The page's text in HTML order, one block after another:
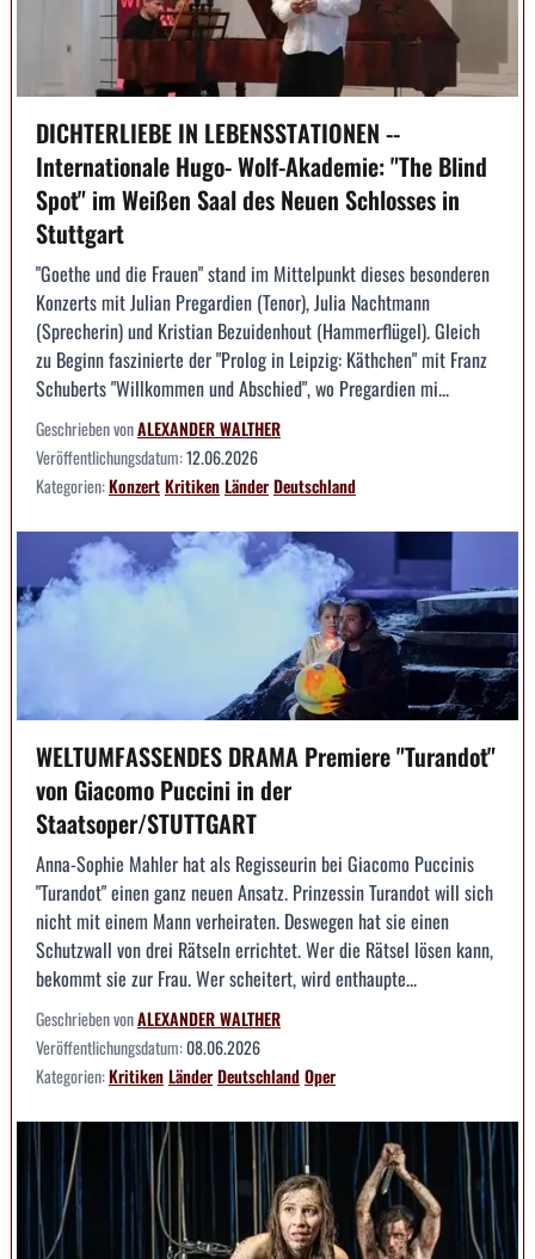
DICHTERLIEBE IN LEBENSSTATIONEN --
Internationale Hugo- Wolf-Akademie: "The Blind
Spot" im Weißen Saal des Neuen Schlosses in
Stuttgart
"Goethe und die Frauen" stand im Mittelpunkt dieses besonderen
Konzerts mit Julian Pregardien (Tenor), Julia Nachtmann
(Sprecherin) und Kristian Bezuidenhout (Hammerflügel). Gleich
zu Beginn faszinierte der "Prolog in Leipzig: Käthchen" mit Franz
Schuberts "Willkommen und Abschied", wo Pregardien mi...
Geschrieben vonALEXANDER WALTHER
Veröffentlichungsdatum:12.06.2026
Kategorien:KonzertKritikenLänderDeutschland
WELTUMFASSENDES DRAMA Premiere "Turandot"
von Giacomo Puccini in der
Staatsoper/STUTTGART
Anna-Sophie Mahler hat als Regisseurin bei Giacomo Puccinis
"Turandot" einen ganz neuen Ansatz. Prinzessin Turandot will sich
nicht mit einem Mann verheiraten. Deswegen hat sie einen
Schutzwall von drei Rätseln errichtet. Wer die Rätsel lösen kann,
bekommt sie zur Frau. Wer scheitert, wird enthaupte...
Geschrieben vonALEXANDER WALTHER
Veröffentlichungsdatum:08.06.2026
Kategorien:KritikenLänderDeutschlandOper